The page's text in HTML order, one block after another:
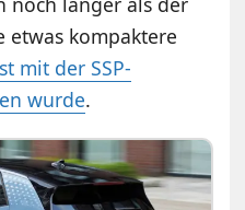
etwas kompaktere
mit der SSP-
wurde.